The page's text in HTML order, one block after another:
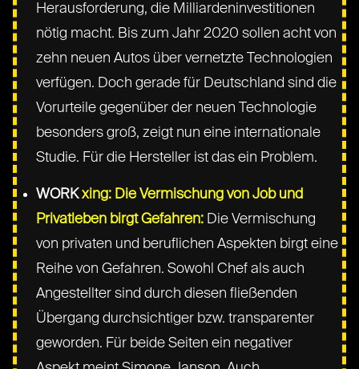
Herausforderung, die Milliardeninvestitionen
nötig macht. Bis zum Jahr 2020 sollen acht von
zehn neuen Autos über vernetzte Technologien
verfügen. Doch gerade für Deutschland sind die
Vorurteile gegenüber der neuen Technologie
besonders groß, zeigt nun eine internationale
Studie. Für die Hersteller ist das ein Problem.
WORKxing: Die Vermischung von Job und
Privatleben birgt Gefahren: Die Vermischung
von privaten und beruflichen Aspekten birgt eine
Reihe von Gefahren. Sowohl Chef als auch
Angestellter sind durch diesen fließenden
Übergang durchsichtiger bzw. transparenter
geworden. Für beide Seiten ein negativer